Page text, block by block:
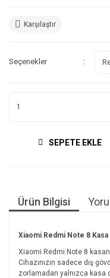
Karşılaştır
Seçenekler
SEPETE EKLE
Ürün Bilgisi
Xiaomi Redmi Note 8 Kasa
Xiaomi Redmi Note 8
Cihazınızın sadece dış
zorlamadan yalnızca kasa